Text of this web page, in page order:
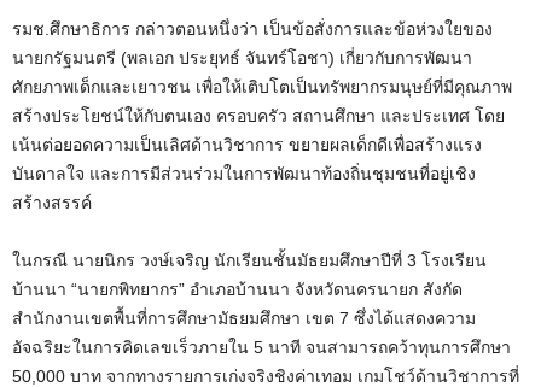
รมช.ศึกษาธิการ กล่าวตอนหนึ่งว่า เป็นข้อสั่งการและข้อห่วงใยของ
นายกรัฐมนตรี (พลเอก ประยุทธ์ จันทร์โอชา) เกี่ยวกับการพัฒนา
ศักยภาพเด็กและเยาวชน เพื่อให้เติบโตเป็นทรัพยากรมนุษย์ที่มีคุณภาพ
สร้างประโยชน์ให้กับตนเอง ครอบครัว สถานศึกษา และประเทศ โดย
เน้นต่อยอดความเป็นเลิศด้านวิชาการ ขยายผลเด็กดีเพื่อสร้างแรง
บันดาลใจ และการมีส่วนร่วมในการพัฒนาท้องถิ่นชุมชนที่อยู่เชิง
สร้างสรรค์
ในกรณี นายนิกร วงษ์เจริญ นักเรียนชั้นมัธยมศึกษาปีที่ 3 โรงเรียน
บ้านนา “นายกพิทยากร” อำเภอบ้านนา จังหวัดนครนายก สังกัด
สำนักงานเขตพื้นที่การศึกษามัธยมศึกษา เขต 7 ซึ่งได้แสดงความ
อัจฉริยะในการคิดเลขเร็วภายใน 5 นาที จนสามารถคว้าทุนการศึกษา
50,000 บาท จากทางรายการเก่งจริงชิงค่าเทอม เกมโชว์ด้านวิชาการที่